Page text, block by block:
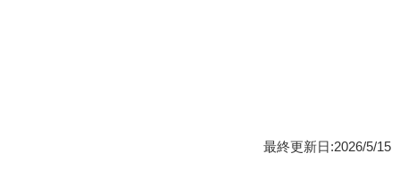
最終更新日:2026/5/15